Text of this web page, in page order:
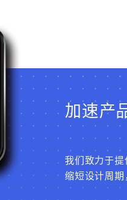
加速产
我们致力于提
缩短设计周期